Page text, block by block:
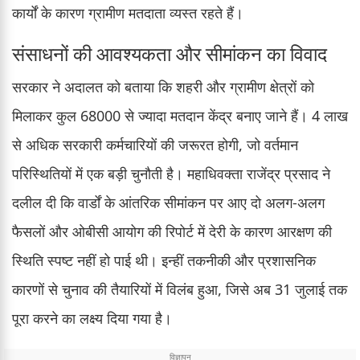
कार्यों के कारण ग्रामीण मतदाता व्यस्त रहते हैं।
संसाधनों की आवश्यकता और सीमांकन का विवाद
सरकार ने अदालत को बताया कि शहरी और ग्रामीण क्षेत्रों को
मिलाकर कुल 68000 से ज्यादा मतदान केंद्र बनाए जाने हैं। 4 लाख
से अधिक सरकारी कर्मचारियों की जरूरत होगी, जो वर्तमान
परिस्थितियों में एक बड़ी चुनौती है। महाधिवक्ता राजेंद्र प्रसाद ने
दलील दी कि वार्डों के आंतरिक सीमांकन पर आए दो अलग-अलग
फैसलों और ओबीसी आयोग की रिपोर्ट में देरी के कारण आरक्षण की
स्थिति स्पष्ट नहीं हो पाई थी। इन्हीं तकनीकी और प्रशासनिक
कारणों से चुनाव की तैयारियों में विलंब हुआ, जिसे अब 31 जुलाई तक
पूरा करने का लक्ष्य दिया गया है।